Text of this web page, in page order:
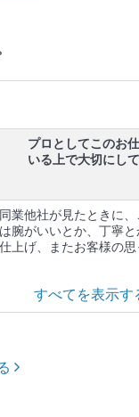
プロとしてこのお
いる上で大切にし
同業他社が見たときに
は腕がいいとか、丁寧
仕上げ、またお客様の
すべてを表示す